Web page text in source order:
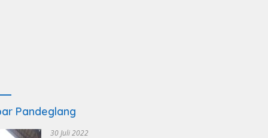
Pandeglang
30 Juli 2022